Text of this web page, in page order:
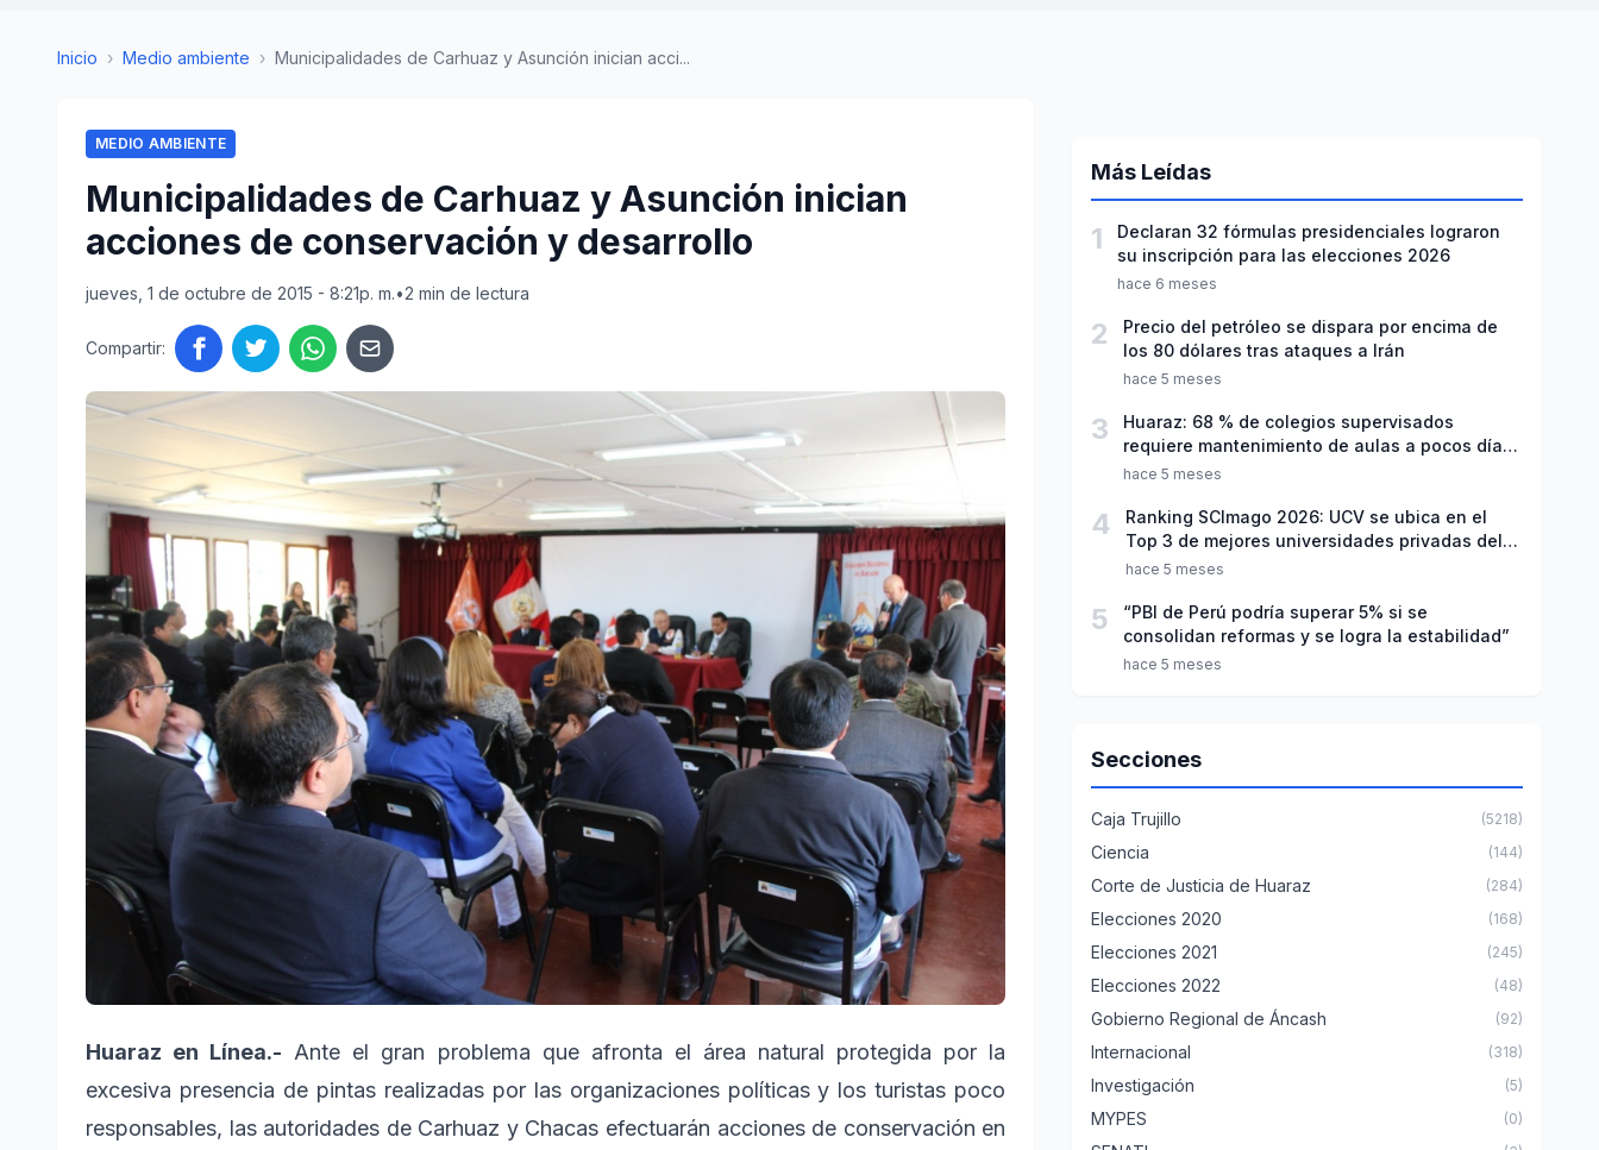
Inicio › Medio ambiente › Municipalidades de Carhuaz y Asunción inician acci...
MEDIO AMBIENTE
Municipalidades de Carhuaz y Asunción inician
acciones de conservación y desarrollo
jueves, 1 de octubre de 2015 - 8:21p. m.•2 min de lectura
Compartir:
Huaraz en Línea.- Ante el gran problema que afronta el área natural protegida por la
excesiva presencia de pintas realizadas por las organizaciones políticas y los turistas poco
responsables, las autoridades de Carhuaz y Chacas efectuarán acciones de conservación en
Más Leídas
1
Declaran 32 fórmulas presidenciales lograron
su inscripción para las elecciones 2026
hace 6 meses
2
Precio del petróleo se dispara por encima de
los 80 dólares tras ataques a Irán
hace 5 meses
3
Huaraz: 68 % de colegios supervisados
requiere mantenimiento de aulas a pocos días
de inicio del año escolar 2026
hace 5 meses
4
Ranking SCImago 2026: UCV se ubica en el
Top 3 de mejores universidades privadas del
Perú
hace 5 meses
5
“PBI de Perú podría superar 5% si se
consolidan reformas y se logra la estabilidad”
hace 5 meses
Secciones
Caja Trujillo (5218)
Ciencia (144)
Corte de Justicia de Huaraz (284)
Elecciones 2020 (168)
Elecciones 2021 (245)
Elecciones 2022 (48)
Gobierno Regional de Áncash (92)
Internacional (318)
Investigación (5)
MYPES (0)